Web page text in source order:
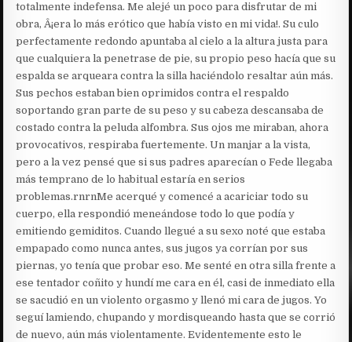
totalmente indefensa. Me alejé un poco para disfrutar de mi
obra, Â¡era lo más erótico que había visto en mi vida!. Su culo
perfectamente redondo apuntaba al cielo a la altura justa para
que cualquiera la penetrase de pie, su propio peso hacía que su
espalda se arqueara contra la silla haciéndolo resaltar aún más.
Sus pechos estaban bien oprimidos contra el respaldo
soportando gran parte de su peso y su cabeza descansaba de
costado contra la peluda alfombra. Sus ojos me miraban, ahora
provocativos, respiraba fuertemente. Un manjar a la vista,
pero a la vez pensé que si sus padres aparecían o Fede llegaba
más temprano de lo habitual estaría en serios
problemas.rnrnMe acerqué y comencé a acariciar todo su
cuerpo, ella respondió meneándose todo lo que podía y
emitiendo gemiditos. Cuando llegué a su sexo noté que estaba
empapado como nunca antes, sus jugos ya corrían por sus
piernas, yo tenía que probar eso. Me senté en otra silla frente a
ese tentador coñito y hundí me cara en él, casi de inmediato ella
se sacudió en un violento orgasmo y llenó mi cara de jugos. Yo
seguí lamiendo, chupando y mordisqueando hasta que se corrió
de nuevo, aún más violentamente. Evidentemente esto le